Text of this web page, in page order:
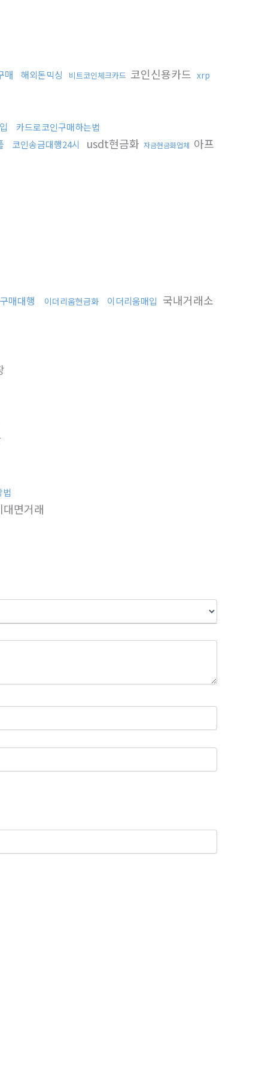
매 해외돈믹싱 비트코인체크카드 코인신용카드 xrp
카드로코인구매하는법
코인송금대행24시 usdt현금화 자금현금화업체 아프
구매대행 이더리움현금화 이더리움매입 국내거래소
법
면거래